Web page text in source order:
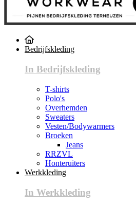
Bedrijfskleding
In Bedrijfskleding
T-shirts
Polo's
Overhemden
Sweaters
Vesten/Bodywarmers
Broeken
Jeans
RRZVL
Honteruiters
Werkkleding
In Werkkleding